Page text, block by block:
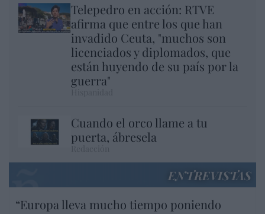
Telepedro en acción: RTVE
afirma que entre los que han
invadido Ceuta, "muchos son
licenciados y diplomados, que
están huyendo de su país por la
guerra"
Cuando el orco llame a tu
puerta, ábresela
ENTREVISTAS
“Europa lleva mucho tiempo poniendo